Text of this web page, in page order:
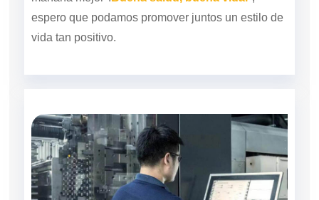
espero que podamos promover juntos un estilo de
vida tan positivo.